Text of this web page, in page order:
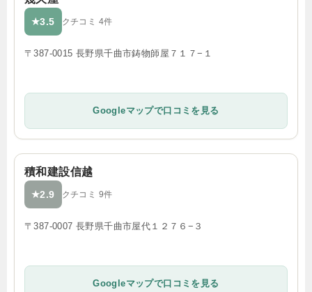
★3.5 クチコミ 4件
〒387-0015 長野県千曲市鋳物師屋７１７−１
Googleマップで口コミを見る
積和建設信越
★2.9 クチコミ 9件
〒387-0007 長野県千曲市屋代１２７６−３
Googleマップで口コミを見る